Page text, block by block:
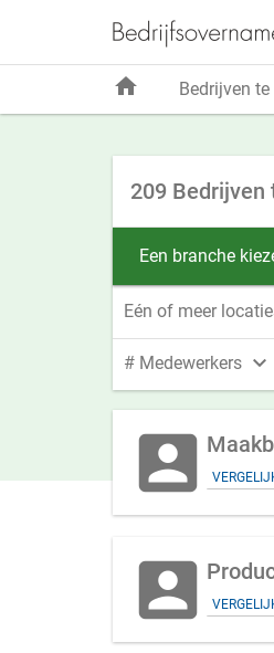
209 Bedrijven
Een branche
Eén of meer
# Medewerkers 
account_box
account_box
home Bedrijven